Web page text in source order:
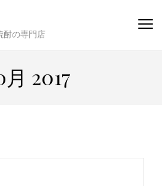
酎の専門店
月 2017